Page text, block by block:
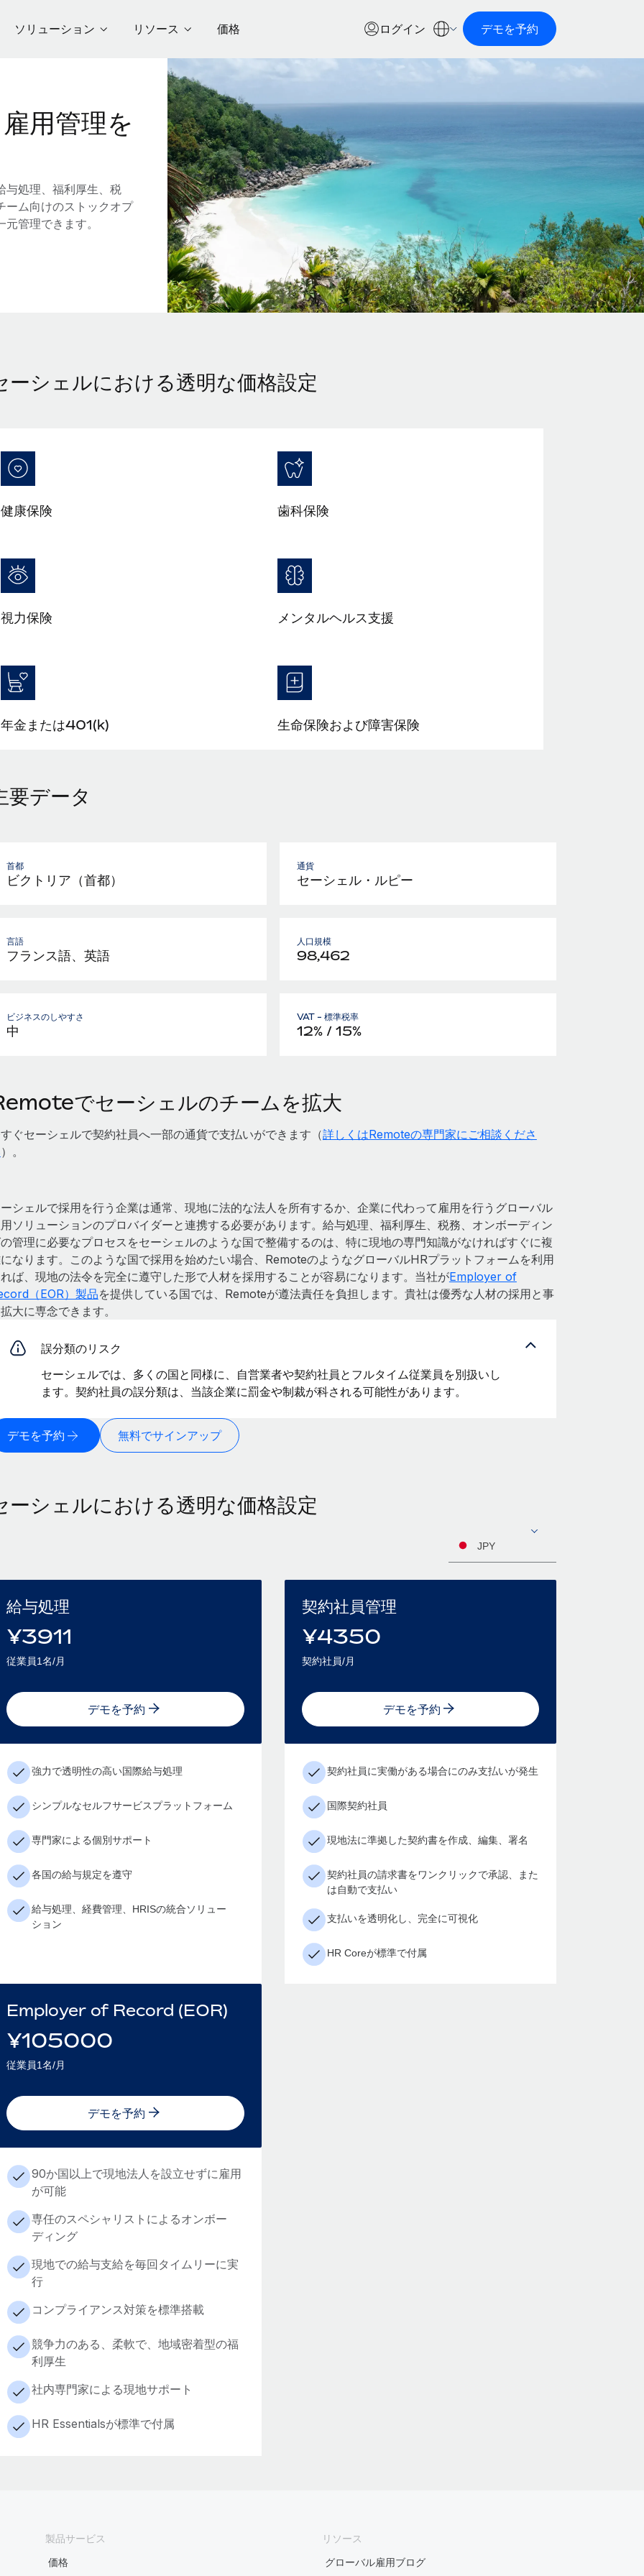
ソリューション リソース 価格 ログイン デモを予約
用管理を
与処理、福利厚生、税
ーム向けのストックオプ
管理できます。
ーシェルにおける透明な価格設定
健康保険 歯科保険
視力保険 メンタルヘルス支援
年金または401(k) 生命保険および障害保険
要データ
首都
ビクトリア（首都）
通貨
セーシェル・ルピー
言語
フランス語、英語
人口規模
98,462
ビジネスのしやすさ
中
VAT - 標準税率
12% / 15%
でセーシェルのチームを拡大
ぐセーシェルで契約社員へ一部の通貨で支払いができます（詳しくはRemoteの専門家にご相談くださ
）。
シェルで採用を行う企業は通常、現地に法的な法人を所有するか、企業に代わって雇用を行うグローバル
ソリューションのプロバイダーと連携する必要があります。給与処理、福利厚生、税務、オンボーディン
管理に必要なプロセスをセーシェルのような国で整備するのは、特に現地の専門知識がなければすぐに複
なります。このような国で採用を始めたい場合、RemoteのようなグローバルHRプラットフォームを利用
ば、現地の法令を完全に遵守した形で人材を採用することが容易になります。当社がEmployer of
（EOR）製品を提供している国では、Remoteが遵法責任を負担します。貴社は優秀な人材の採用と事
大に専念できます。
誤分類のリスク
セーシェルでは、多くの国と同様に、自営業者や契約社員とフルタイム従業員を別扱いし
ます。契約社員の誤分類は、当該企業に罰金や制裁が科される可能性があります。
デモを予約 無料でサインアップ
ーシェルにおける透明な価格設定
JPY
給与処理
¥3911
従業員1名/月
デモを予約
強力で透明性の高い国際給与処理
シンプルなセルフサービスプラットフォーム
専門家による個別サポート
各国の給与規定を遵守
給与処理、経費管理、HRISの統合ソリュー
ション
契約社員管理
¥4350
契約社員/月
デモを予約
契約社員に実働がある場合にのみ支払いが発生
国際契約社員
現地法に準拠した契約書を作成、編集、署名
契約社員の請求書をワンクリックで承認、また
は自動で支払い
支払いを透明化し、完全に可視化
HR Coreが標準で付属
Employer of Record (EOR)
¥105000
従業員1名/月
デモを予約
90か国以上で現地法人を設立せずに雇用
が可能
専任のスペシャリストによるオンボー
ディング
現地での給与支給を毎回タイムリーに実
行
コンプライアンス対策を標準搭載
競争力のある、柔軟で、地域密着型の福
利厚生
社内専門家による現地サポート
HR Essentialsが標準で付属
製品サービス
価格
リソース
グローバル雇用ブログ